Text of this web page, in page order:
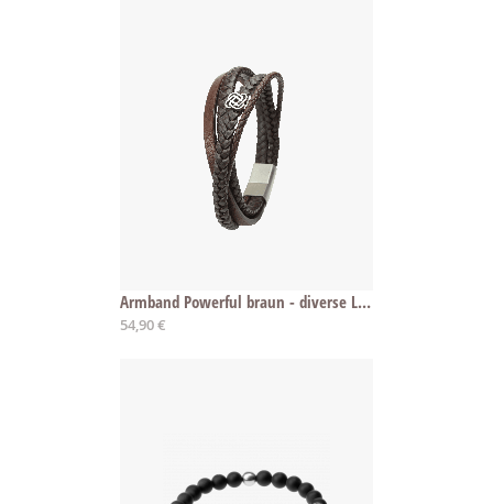
Armband Powerful braun - diverse Längen
54,90 €